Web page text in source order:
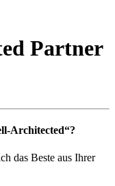
Partner
Architected“?
das Beste aus Ihrer